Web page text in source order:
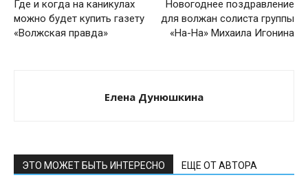
Где и когда на каникулах
можно будет купить газету
«Волжская правда»
Новогоднее поздравление
для волжан солиста группы
«На-На» Михаила Игонина
Елена Дунюшкина
ЭТО МОЖЕТ БЫТЬ ИНТЕРЕСНО ЕЩЕ ОТ АВТОРА